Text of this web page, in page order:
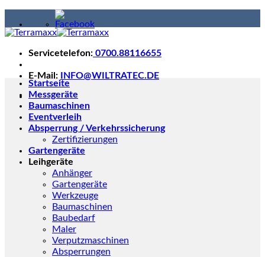
to
content
Servicetelefon: 0700.88116655
E-Mail:
INFO@WILTRATEC.DE
Startseite
Messgeräte
Baumaschinen
Eventverleih
Absperrung / Verkehrssicherung
Zertifizierungen
Gartengeräte
Leihgeräte
Anhänger
Gartengeräte
Werkzeuge
Baumaschinen
Baubedarf
Maler
Verputzmaschinen
Absperrungen